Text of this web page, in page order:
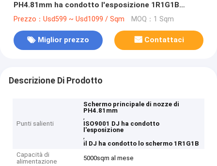
PH4.81mm ha condotto l'esposizione 1R1G1B
ISO9001
Prezzo：Usd599 ~ Usd1099 / Sqm MOQ：1 Sqm
Miglior prezzo Contattaci
Descrizione Di Prodotto
Punti salienti
Schermo principale di nozze di
PH4.81mm
,
ISO9001 DJ ha condotto
l'esposizione
,
il DJ ha condotto lo schermo 1R1G1B
Capacità di
alimentazione
5000sqm al mese